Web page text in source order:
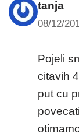
tanja
08/12/
Pojeli
citavih
put cu